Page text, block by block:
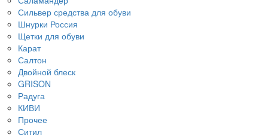
Сильвер средства для обуви
Шнурки Россия
Щетки для обуви
Карат
Салтон
Двойной блеск
GRISON
Радуга
КИВИ
Прочее
Ситил